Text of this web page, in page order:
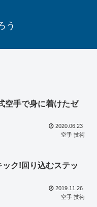
う
空手で身に着けたゼ
2020.06.23
空手 技術
ク!回り込むステッ
2019.11.26
空手 技術